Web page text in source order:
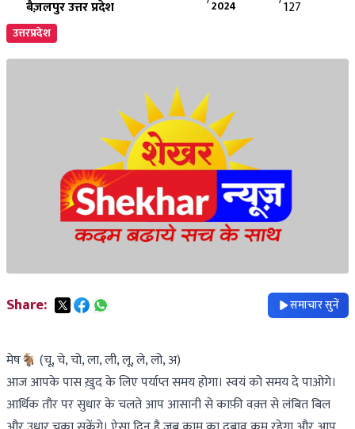
बैज़लपुर उत्तर प्रदेश
2024
127
उत्तरप्रदेश
Share: समाचार सुनें
मेष🐐 (चू, चे, चो, ला, ली, लू, ले, लो, अ)
आज आपके पास ख़ुद के लिए पर्याप्त समय होगा। स्वयं को समय दे पाओगे।
आर्थिक तौर पर सुधार के चलते आप आसानी से काफ़ी वक़्त से लंबित बिल